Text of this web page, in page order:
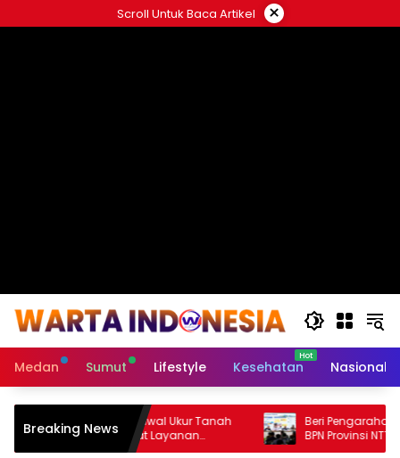
ke
Scroll Untuk Baca Artikel ×
Medan Sumut Lifestyle Kesehatan Nasional
Breaking News
Dapat Jadwal Ukur Tanah
Jelas Berkat Layanan
Terjadwal
Beri Pengarahan Soal
BPN Provinsi NTT, Menteri
Sudut Pandang Masyarakat